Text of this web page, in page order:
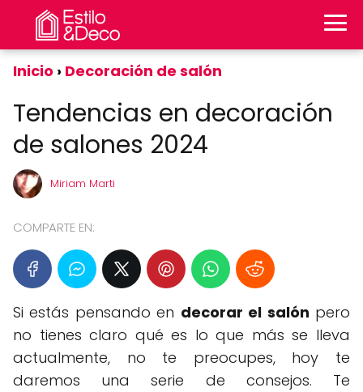
Inicio Decoración de salón
Tendencias en decoración
de salones 2024
Miriam Marti
COMPARTE EN:
Si estás pensando en decorar el salón pero
no tienes claro qué es lo que más se lleva
actualmente, no te preocupes, hoy te
daremos una serie de consejos. Te